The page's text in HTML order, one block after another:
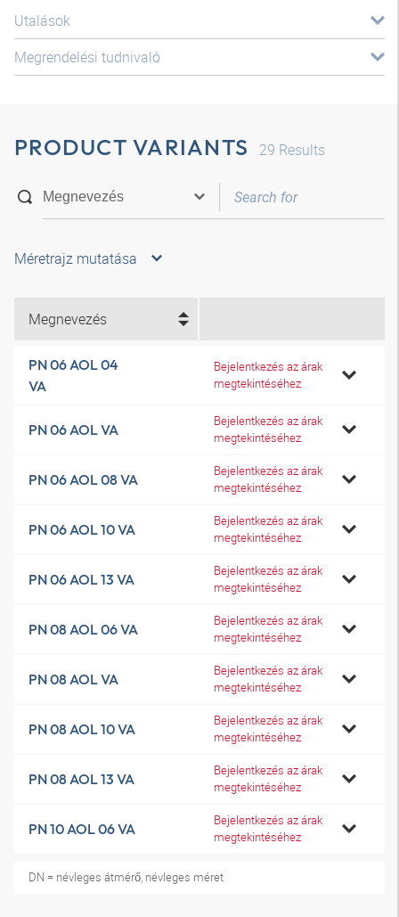
Utalások
Megrendelési tudnivaló
PRODUCT VARIANTS 29 Results
Méretrajz mutatása
Megnevezés
PN 06 AOL 04
VA
Bejelentkezés az árak
megtekintéséhez
PN 06 AOL VA
Bejelentkezés az árak
megtekintéséhez
PN 06 AOL 08 VA
Bejelentkezés az árak
megtekintéséhez
PN 06 AOL 10 VA
Bejelentkezés az árak
megtekintéséhez
PN 06 AOL 13 VA
Bejelentkezés az árak
megtekintéséhez
PN 08 AOL 06 VA
Bejelentkezés az árak
megtekintéséhez
PN 08 AOL VA
Bejelentkezés az árak
megtekintéséhez
PN 08 AOL 10 VA
Bejelentkezés az árak
megtekintéséhez
PN 08 AOL 13 VA
Bejelentkezés az árak
megtekintéséhez
PN 10 AOL 06 VA
Bejelentkezés az árak
megtekintéséhez
DN = névleges átmérő, névleges méret